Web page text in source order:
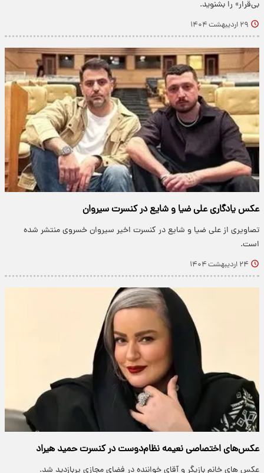
بی‌قرار» را بشنوید.
۲۹ اردیبهشت ۱۴۰۴
عکس یادگاری علی ضیا و شایع در کنسرت سیروان
تصاویری از علی ضیا و شایع در کنسرت اخیر سیروان خسروی منتشر شده
است.
۲۴ اردیبهشت ۱۴۰۴
عکس‌های اختصاصی نعیمه نظام‌دوست در کنسرت حمید هیراد
عکس های خانم بازیگر و آقای خواننده در فضای مجازی پربازدید شد.